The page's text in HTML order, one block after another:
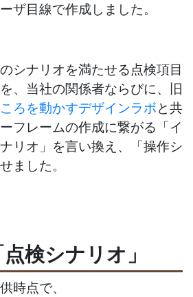
ザ目線で作成しました。
シナリオを満たせる点検項目
、当社の関係者ならびに、旧
ろを動かすデザインラボと共
フレームの作成に繋がる「イ
リオ」を言い換え、「操作シ
ました。
検シナリオ」
時点で、